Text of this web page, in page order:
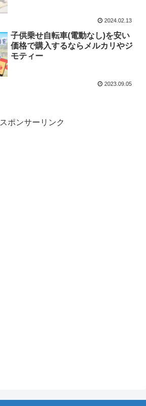
2024.02.13
子供乗せ自転車(電動なし)を安い
価格で購入するならメルカリやジ
モティー
2023.09.05
スポンサーリンク